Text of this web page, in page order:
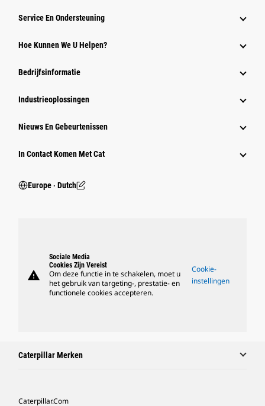
Service En Ondersteuning
Hoe Kunnen We U Helpen?
Bedrijfsinformatie
Industrieoplossingen
Nieuws En Gebeurtenissen
In Contact Komen Met Cat
Europe ‧ Dutch
warning
Sociale Media
Cookies Zijn Vereist
Om deze functie in te schakelen, moet u
het gebruik van targeting-, prestatie- en
functionele cookies accepteren.
Cookie-
instellingen
Caterpillar Merken
Caterpillar.com